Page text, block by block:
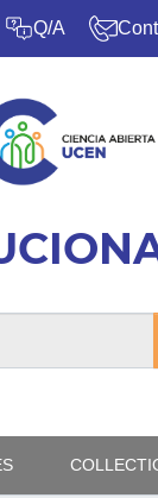
Q/A